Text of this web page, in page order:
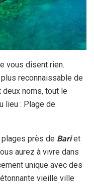
vous disent rien.
reconnaissable de
deux noms, tout le
lieu : Plage de
près de Bariet
aurez à vivre dans
unique avec des
vieille ville